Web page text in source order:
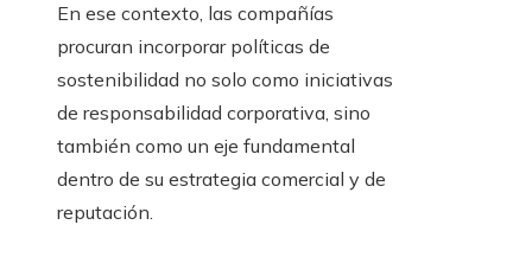
En ese contexto, las compañías
procuran incorporar políticas de
sostenibilidad no solo como iniciativas
de responsabilidad corporativa, sino
también como un eje fundamental
dentro de su estrategia comercial y de
reputación.